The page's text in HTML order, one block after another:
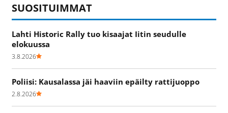
SUOSITUIMMAT
Lahti Historic Rally tuo kisaajat Iitin seudulle
elokuussa
3.8.2026
Poliisi: Kausalassa jäi haaviin epäilty rattijuoppo
2.8.2026